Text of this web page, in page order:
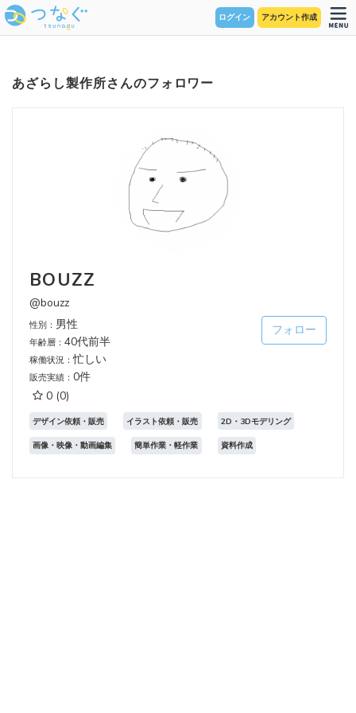
ログイン アカウント作成
あざらし製作所さんのフォロワー
BOUZZ
@bouzz
性別： 男性
年齢層： 40代前半
稼働状況：忙しい
販売実績： 0件
0 (0)
フォロー
デザイン依頼・販売 イラスト依頼・販売 2D・3Dモデリング
画像・映像・動画編集 簡単作業・軽作業 資料作成